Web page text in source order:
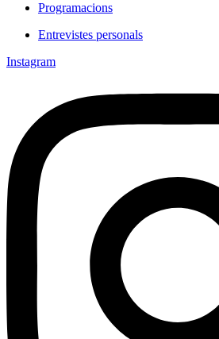
Programacions
Entrevistes personals
Instagram